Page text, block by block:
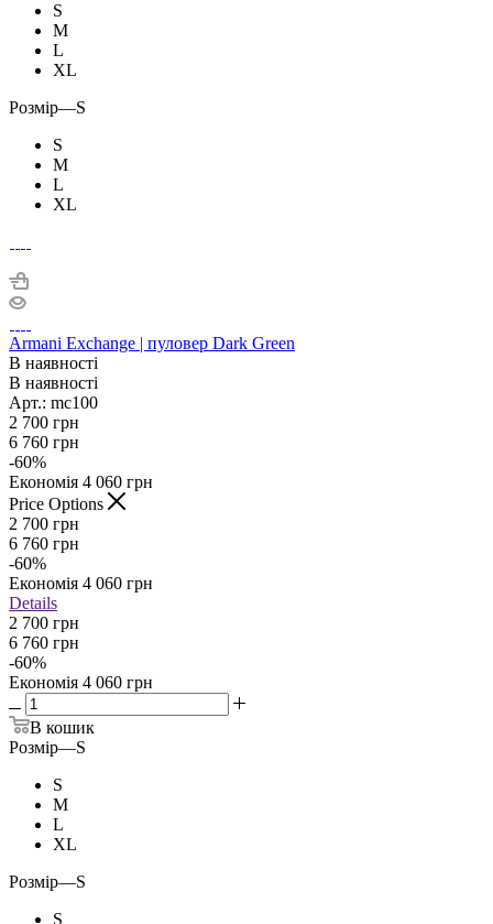
S
M
L
XL
Розмір—S
S
M
L
XL
Armani Exchange | пуловер Dark Green
В наявності
В наявності
Арт.: mc100
2 700 грн
6 760 грн
-60%
Економія 4 060 грн
Price Options
2 700 грн
6 760 грн
-60%
Економія 4 060 грн
Details
2 700 грн
6 760 грн
-60%
Економія 4 060 грн
В кошик
Розмір—S
S
M
L
XL
Розмір—S
S